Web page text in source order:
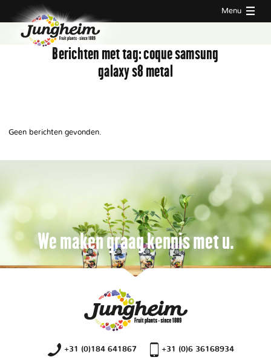
Menu
Berichten met tag:coque samsung
galaxy s8 metal
Geen berichten gevonden.
We maken graag kennis met u.
+31 (0)184 641867 +31 (0)6 36168934